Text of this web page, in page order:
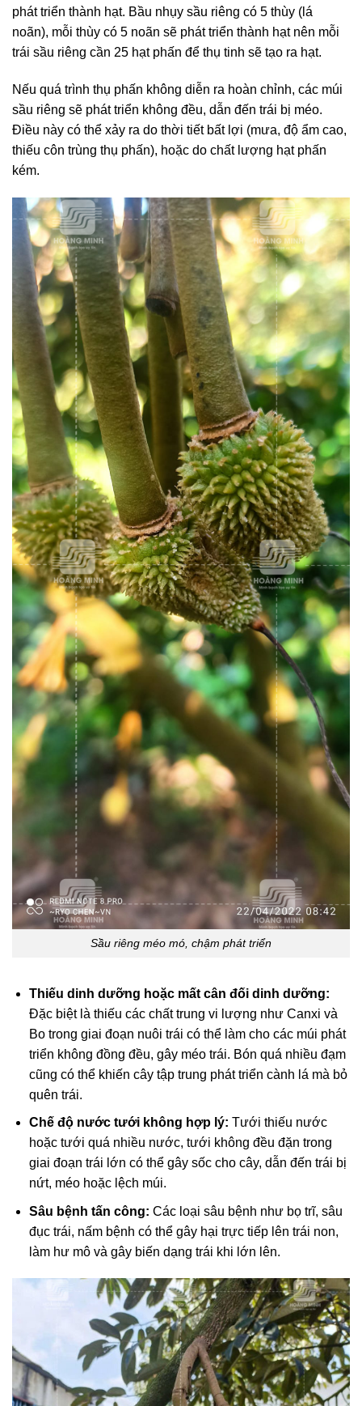
phát triển thành hạt. Bầu nhụy sầu riêng có 5 thùy (lá
noãn), mỗi thùy có 5 noãn sẽ phát triển thành hạt nên mỗi
trái sầu riêng cần 25 hạt phấn để thụ tinh sẽ tạo ra hạt.
Nếu quá trình thụ phấn không diễn ra hoàn chỉnh, các múi
sầu riêng sẽ phát triển không đều, dẫn đến trái bị méo.
Điều này có thể xảy ra do thời tiết bất lợi (mưa, độ ẩm cao,
thiếu côn trùng thụ phấn), hoặc do chất lượng hạt phấn
kém.
Sầu riêng méo mó, chậm phát triển
Thiếu dinh dưỡng hoặc mất cân đối dinh dưỡng:
Đặc biệt là thiếu các chất trung vi lượng như Canxi và
Bo trong giai đoạn nuôi trái có thể làm cho các múi phát
triển không đồng đều, gây méo trái. Bón quá nhiều đạm
cũng có thể khiến cây tập trung phát triển cành lá mà bỏ
quên trái.
Chế độ nước tưới không hợp lý: Tưới thiếu nước
hoặc tưới quá nhiều nước, tưới không đều đặn trong
giai đoạn trái lớn có thể gây sốc cho cây, dẫn đến trái bị
nứt, méo hoặc lệch múi.
Sâu bệnh tấn công: Các loại sâu bệnh như bọ trĩ, sâu
đục trái, nấm bệnh có thể gây hại trực tiếp lên trái non,
làm hư mô và gây biến dạng trái khi lớn lên.